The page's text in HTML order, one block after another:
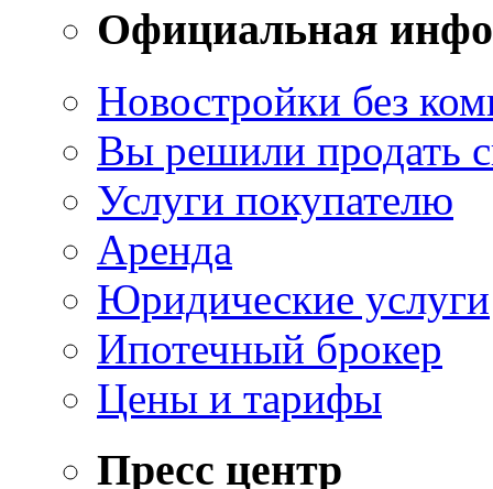
Официальная
Новостройки без
Вы решили продать
Услуги покупателю
Аренда
Юридические услуги
Ипотечный брокер
Цены и тарифы
Пресс центр